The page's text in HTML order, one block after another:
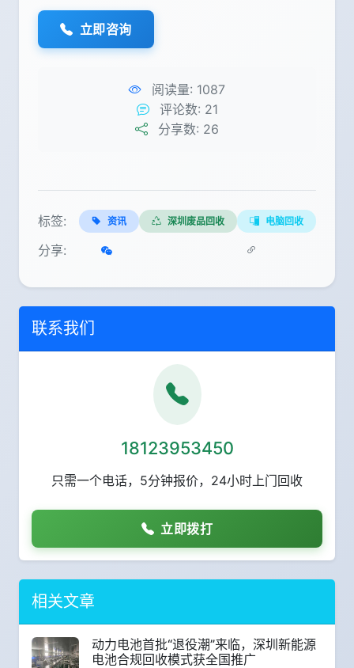
立即咨询
阅读量: 1087
评论数: 21
分享数: 26
标签: 资讯 深圳废品回收 电脑回收
分享:
联系我们
18123953450
只需一个电话，5分钟报价，24小时上门回收
立即拨打
相关文章
动力电池首批“退役潮”来临，深圳新能源
电池合规回收模式获全国推广